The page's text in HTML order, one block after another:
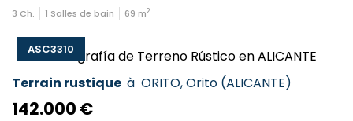
3 Ch. 1 Salles de bain 69 m2
ASC3310
Terrain rustique à ORITO,Orito (ALICANTE)
142.000 €